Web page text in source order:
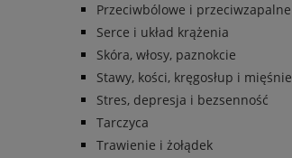
Przeciwbólowe i przeciwzapalne
Serce i układ krążenia
Skóra, włosy, paznokcie
Stawy, kości, kręgosłup i mięśnie
Stres, depresja i bezsenność
Tarczyca
Trawienie i żołądek